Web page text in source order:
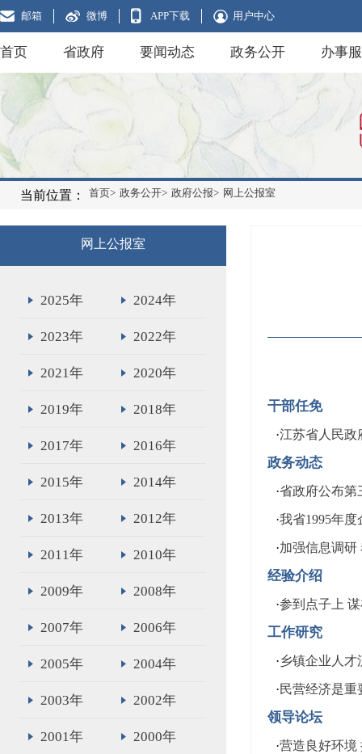
邮箱 微博 APP下载 用户中心
首页 省政府 要闻动态 政务公开 办事
当前位置： 首页> 政务公开> 政府公报> 网上公报室
网上公报室
2025年 2024年
2023年 2022年
2021年 2020年
2019年 2018年
2017年 2016年
2015年 2014年
2013年 2012年
2011年 2010年
2009年 2008年
2007年 2006年
2005年 2004年
2003年 2002年
2001年 2000年
干部任免
·江苏省人民政
政务动态
·省政府公布第
·我省1995年
·加强信息调研
经验介绍
·参到点子上
工作研究
·乡镇企业人才
·民营经济是重
领导论坛
·营造良好环境